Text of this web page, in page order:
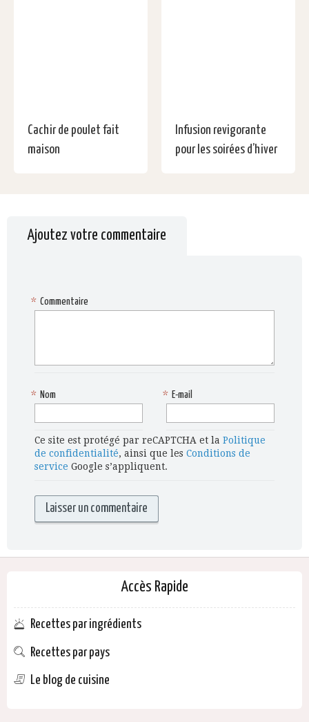
Cachir de poulet fait
maison
Infusion revigorante
pour les soirées d’hiver
Ajoutez votre commentaire
Commentaire
*
Nom
* E-mail
*
Ce site est protégé par reCAPTCHA et la Politique
de confidentialité, ainsi que les Conditions de
service Google s’appliquent.
Accès Rapide
Recettes par ingrédients
Recettes par pays
Le blog de cuisine